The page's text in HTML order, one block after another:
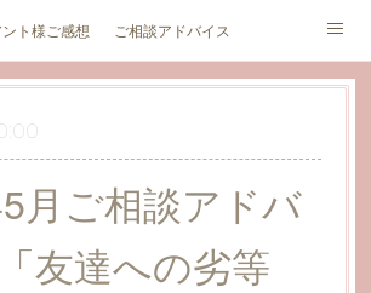
ト様ご感想 ご相談アドバイス
想ブログ 価格（新規受付中止中）
月ご相談アドバ
友達への劣等